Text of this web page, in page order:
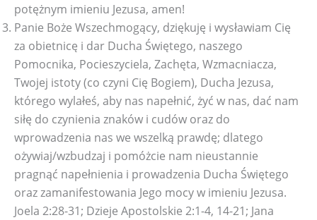
potężnym imieniu Jezusa, amen!
Panie Boże Wszechmogący, dziękuję i wysławiam Cię
za obietnicę i dar Ducha Świętego, naszego
Pomocnika, Pocieszyciela, Zachęta, Wzmacniacza,
Twojej istoty (co czyni Cię Bogiem), Ducha Jezusa,
którego wylałeś, aby nas napełnić, żyć w nas, dać nam
siłę do czynienia znaków i cudów oraz do
wprowadzenia nas we wszelką prawdę; dlatego
ożywiaj/wzbudzaj i pomóżcie nam nieustannie
pragnąć napełnienia i prowadzenia Ducha Świętego
oraz zamanifestowania Jego mocy w imieniu Jezusa.
Joela 2:28-31; Dzieje Apostolskie 2:1-4, 14-21; Jana